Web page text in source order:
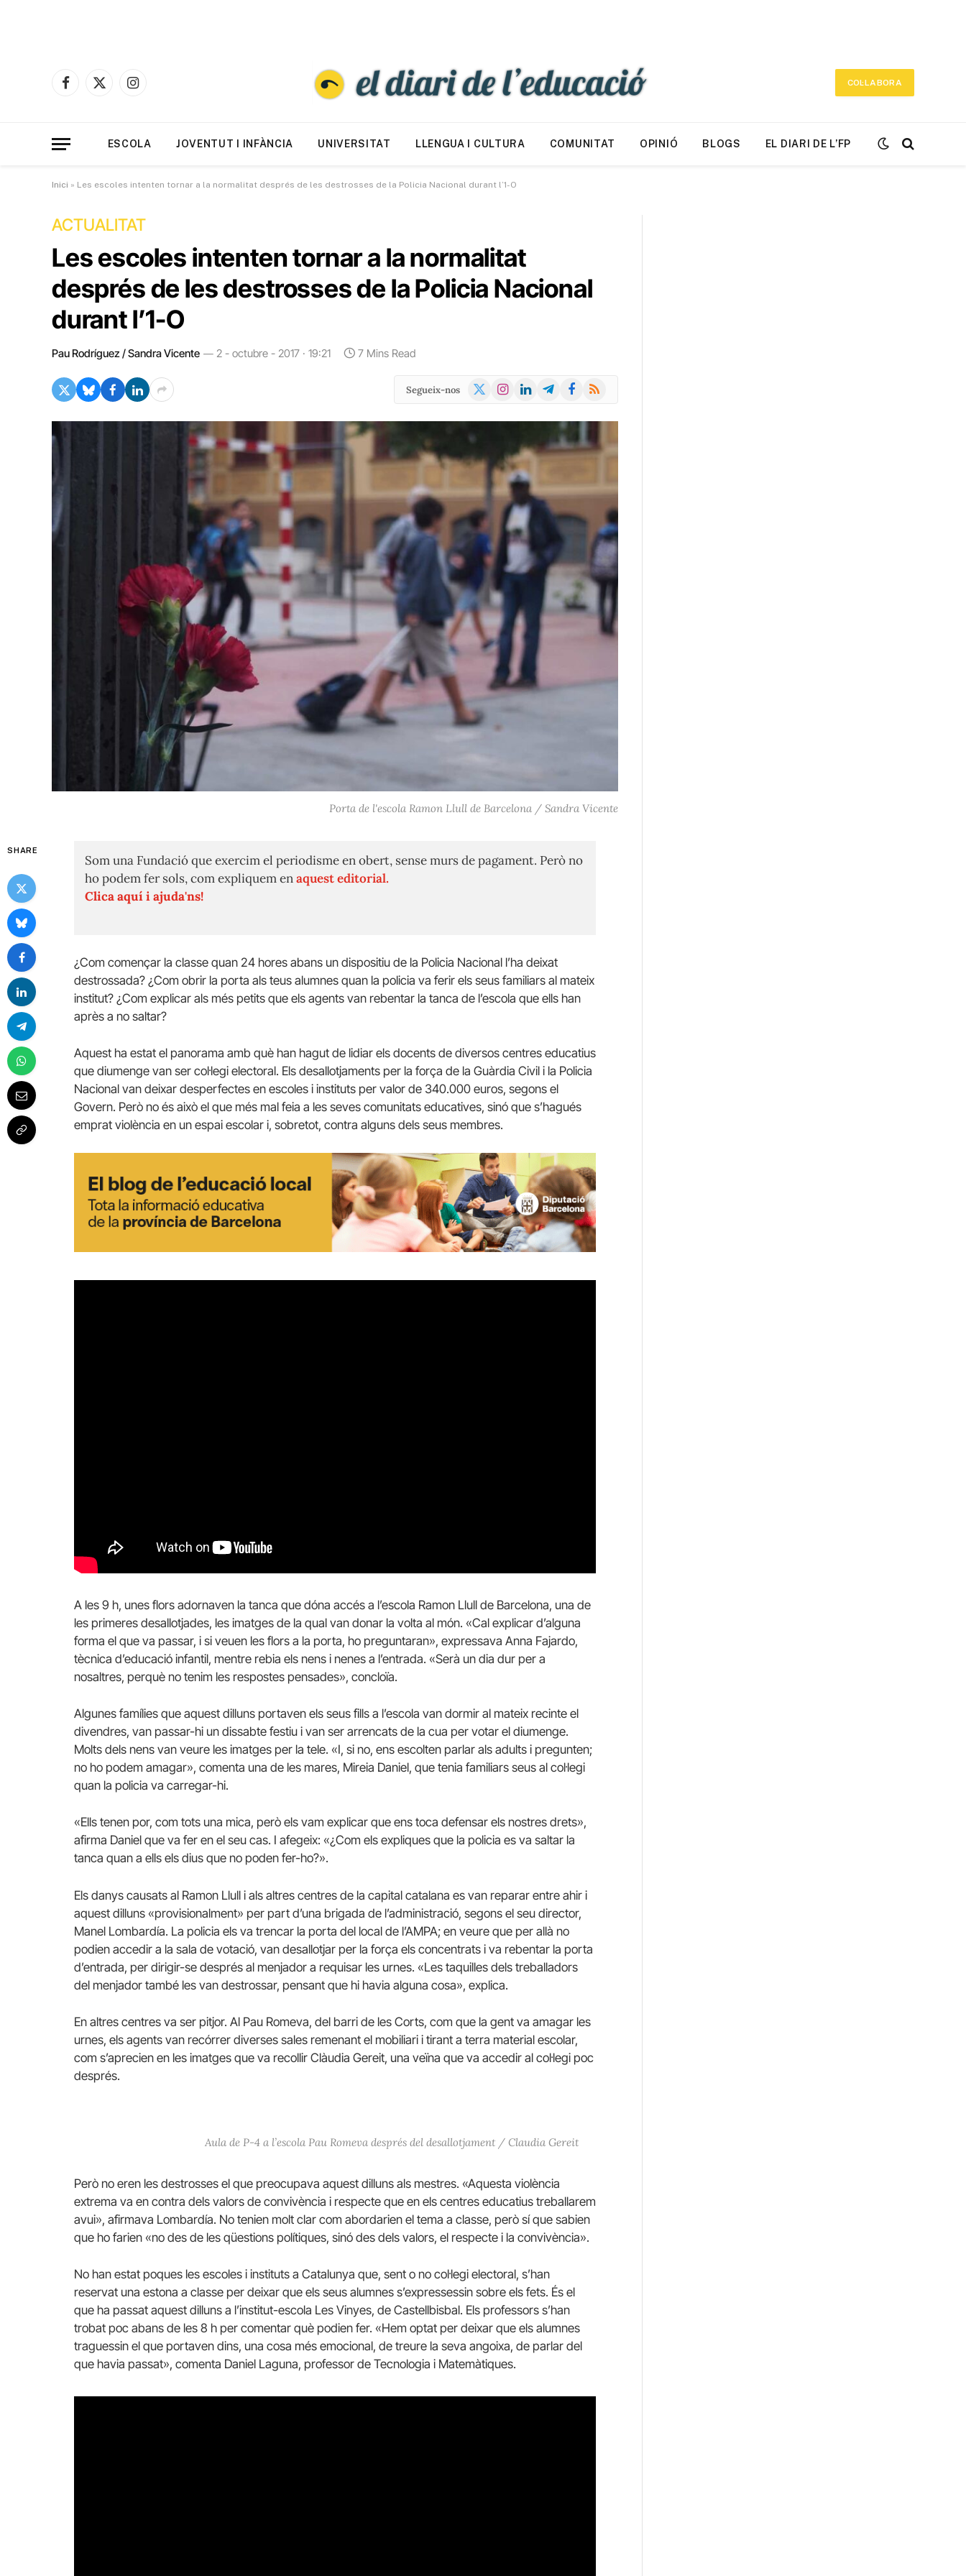
Facebook
X
Instagram
COL·LABORA
ESCOLA JOVENTUT I INFÀNCIA UNIVERSITAT LLENGUA I CULTURA COMUNITAT OPINIÓ BLOGS EL DIARI DE L’FP
Inici » Les escoles intenten tornar a la normalitat després de les destrosses de la Policia Nacional durant l’1-O
ACTUALITAT
Les escoles intenten tornar a la normalitat
després de les destrosses de la Policia Nacional
durant l’1-O
Pau Rodríguez / Sandra Vicente 2 - octubre - 2017 · 19:21 7 Mins Read
Segueix-nos
X
Instagram
LinkedInTelegramFacebook
RSS
Porta de l'escola Ramon Llull de Barcelona / Sandra Vicente
SHARE
Som una Fundació que exercim el periodisme en obert, sense murs de pagament. Però no
ho podem fer sols, com expliquem enaquest editorial.
Clica aquí i ajuda'ns!
¿Com començar la classe quan 24 hores abans un dispositiu de la Policia Nacional l’ha deixat
destrossada? ¿Com obrir la porta als teus alumnes quan la policia va ferir els seus familiars al mateix
institut? ¿Com explicar als més petits que els agents van rebentar la tanca de l’escola que ells han
après a no saltar?
Aquest ha estat el panorama amb què han hagut de lidiar els docents de diversos centres educatius
que diumenge van ser col·legi electoral. Els desallotjaments per la força de la Guàrdia Civil i la Policia
Nacional van deixar desperfectes en escoles i instituts per valor de 340.000 euros, segons el
Govern. Però no és això el que més mal feia a les seves comunitats educatives, sinó que s’hagués
emprat violència en un espai escolar i, sobretot, contra alguns dels seus membres.
A les 9 h, unes flors adornaven la tanca que dóna accés a l’escola Ramon Llull de Barcelona, ​​una de
les primeres desallotjades, les imatges de la qual van donar la volta al món. «Cal explicar d’alguna
forma el que va passar, i si veuen les flors a la porta, ho preguntaran», expressava Anna Fajardo,
tècnica d’educació infantil, mentre rebia els nens i nenes a l’entrada. «Serà un dia dur per a
nosaltres, perquè no tenim les respostes pensades», concloïa.
Algunes famílies que aquest dilluns portaven els seus fills a l’escola van dormir al mateix recinte el
divendres, van passar-hi un dissabte festiu i van ser arrencats de la cua per votar el diumenge.
Molts dels nens van veure les imatges per la tele. «I, si no, ens escolten parlar als adults i pregunten;
no ho podem amagar», comenta una de les mares, Mireia Daniel, que tenia familiars seus al col·legi
quan la policia va carregar-hi.
«Ells tenen por, com tots una mica, però els vam explicar que ens toca defensar els nostres drets»,
afirma Daniel que va fer en el seu cas. I afegeix: «¿Com els expliques que la policia es va saltar la
tanca quan a ells els dius que no poden fer-ho?».
Els danys causats al Ramon Llull i als altres centres de la capital catalana es van reparar entre ahir i
aquest dilluns «provisionalment» per part d’una brigada de l’administració, segons el seu director,
Manel Lombardía. La policia els va trencar la porta del local de l’AMPA; en veure que per allà no
podien accedir a la sala de votació, van desallotjar per la força els concentrats i va rebentar la porta
d’entrada, per dirigir-se després al menjador a requisar les urnes. «Les taquilles dels treballadors
del menjador també les van destrossar, pensant que hi havia alguna cosa», explica.
En altres centres va ser pitjor. Al Pau Romeva, del barri de les Corts, com que la gent va amagar les
urnes, els agents van recórrer diverses sales remenant el mobiliari i tirant a terra material escolar,
com s’aprecien en les imatges que va recollir Clàudia Gereit, una veïna que va accedir al col·legi poc
després.
Aula de P-4 a l’escola Pau Romeva després del desallotjament / Claudia Gereit
Però no eren les destrosses el que preocupava aquest dilluns als mestres. «Aquesta violència
extrema va en contra dels valors de convivència i respecte que en els centres educatius treballarem
avui», afirmava Lombardía. No tenien molt clar com abordarien el tema a classe, però sí que sabien
que ho farien «no des de les qüestions polítiques, sinó des dels valors, el respecte i la convivència».
No han estat poques les escoles i instituts a Catalunya que, sent o no col·legi electoral, s’han
reservat una estona a classe per deixar que els seus alumnes s’expressessin sobre els fets. És el
que ha passat aquest dilluns a l’institut-escola Les Vinyes, de Castellbisbal. Els professors s’han
trobat poc abans de les 8 h per comentar què podien fer. «Hem optat per deixar que els alumnes
traguessin el que portaven dins, una cosa més emocional, de treure la seva angoixa, de parlar del
que havia passat», comenta Daniel Laguna, professor de Tecnologia i Matemàtiques.